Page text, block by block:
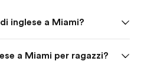
inglese a Miami?
a Miami per ragazzi?